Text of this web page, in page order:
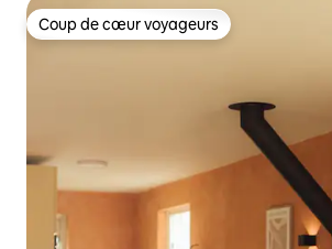
Coup de cœur voyageurs
Coup de cœur voyageurs